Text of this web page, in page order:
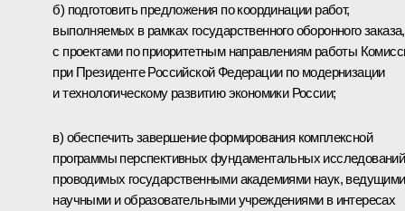
б) подготовить предложения по координации работ,
выполняемых в рамках государственного оборонного заказа,
с проектами по приоритетным направлениям работы
при Президенте Российской Федерации по модернизации
и технологическому развитию экономики России;
в) обеспечить завершение формирования комплексной
программы перспективных фундаментальных
проводимых государственными академиями наук, ведущими
научными и образовательными учреждениями в интересах